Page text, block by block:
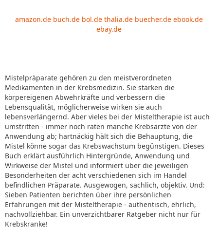
amazon.de buch.de bol.de thalia.de buecher.de ebook.de
ebay.de
Mistelpräparate gehören zu den meistverordneten
Medikamenten in der Krebsmedizin. Sie stärken die
körpereigenen Abwehrkräfte und verbessern die
Lebensqualität, möglicherweise wirken sie auch
lebensverlängernd. Aber vieles bei der Misteltherapie ist auch
umstritten - immer noch raten manche Krebsärzte von der
Anwendung ab; hartnäckig hält sich die Behauptung, die
Mistel könne sogar das Krebswachstum begünstigen. Dieses
Buch erklärt ausführlich Hintergründe, Anwendung und
Wirkweise der Mistel und informiert über die jeweiligen
Besonderheiten der acht verschiedenen sich im Handel
befindlichen Präparate. Ausgewogen, sachlich, objektiv. Und:
Sieben Patienten berichten über ihre persönlichen
Erfahrungen mit der Misteltherapie - authentisch, ehrlich,
nachvollziehbar. Ein unverzichtbarer Ratgeber nicht nur für
Krebskranke!